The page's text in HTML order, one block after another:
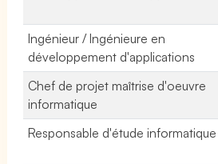
Ingénieur / Ingénieure en
développement d'applications
Chef de projet maîtrise d'oeuvre
informatique
Responsable d'étude informatique